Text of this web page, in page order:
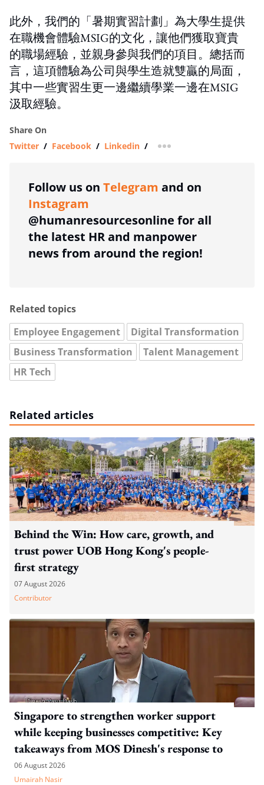
此外，我們的「暑期實習計劃」為大學生提供
在職機會體驗MSIG的文化，讓他們獲取寶貴
的職場經驗，並親身參與我們的項目。總括而
言，這項體驗為公司與學生造就雙贏的局面，
其中一些實習生更一邊繼續學業一邊在MSIG
汲取經驗。
Share On
Twitter / Facebook / Linkedin / more sharing option
Follow us on Telegram and on
Instagram
@humanresourcesonline for all
the latest HR and manpower
news from around the region!
Related topics
Employee Engagement
Digital Transformation
Business Transformation
Talent Management
HR Tech
Related articles
Behind the Win: How care, growth, and
trust power UOB Hong Kong's people-
first strategy
07 August 2026
Contributor
Singapore to strengthen worker support
while keeping businesses competitive: Key
takeaways from MOS Dinesh's response to
WP's motion
06 August 2026
Umairah Nasir